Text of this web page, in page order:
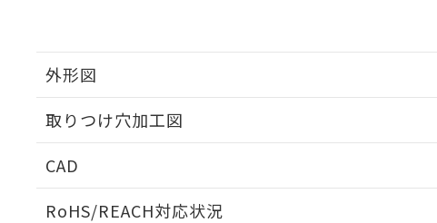
外形図
取りつけ穴加工図
CAD
RoHS/REACH対応状況